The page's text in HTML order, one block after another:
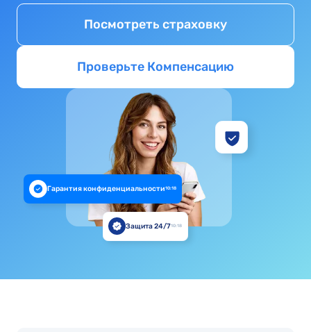
Посмотреть страховку
Проверьте Компенсацию
Гарантия конфиденциальности10:18
Защита 24/710:18